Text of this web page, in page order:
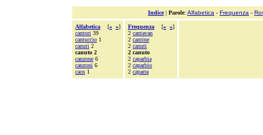
Indice| Parole: Alfabetica - Frequenza -
Alfabetica [« »]
cantori 39
cantuccio 1
canuti 2
canuto 2
canzone 6
canzoni 6
caos 1
Frequenza [« »]
2 cantavan
2 cantine
2 canuti
2 canuto
2 caparbia
2 caparbio
2 caparra